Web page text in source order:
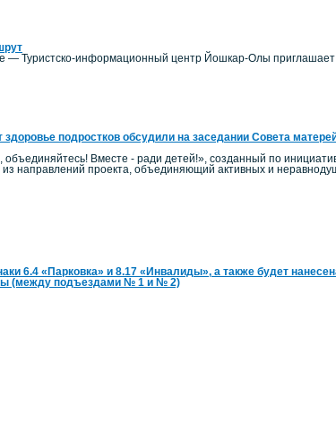
— Туристско-информационный центр Йошкар-Олы приглашает
подростков обсудили на заседании Совета
Вместе - ради детей!», созданный по
направлений проекта, объединяющий активных и
6.4 «Парковка» и 8.17 «Инвалиды», а также будет
(между подъездами № 1 и № 2)